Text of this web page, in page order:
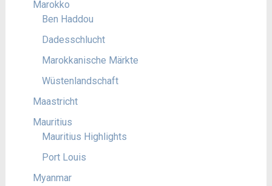
Marokko
Ben Haddou
Dadesschlucht
Marokkanische Märkte
Wüstenlandschaft
Maastricht
Mauritius
Mauritius Highlights
Port Louis
Myanmar